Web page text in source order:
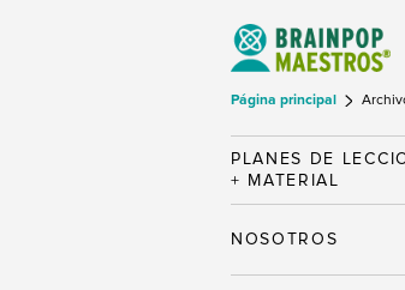
Página principal
PLANES DE
+ MATERIAL
NOSOTROS